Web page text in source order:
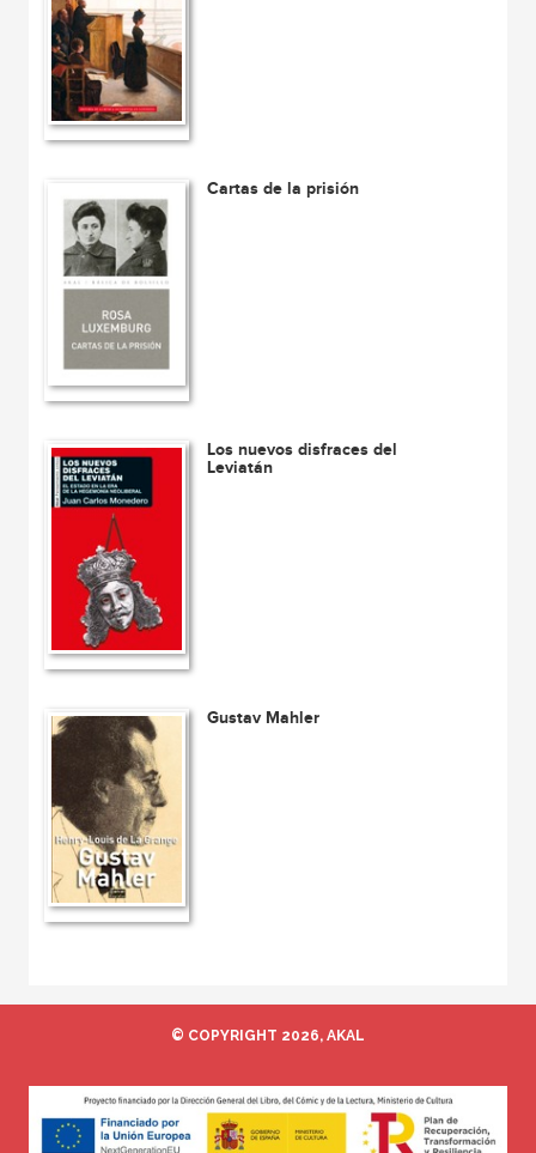
Cartas de la prisión
Los nuevos disfraces del
Leviatán
Gustav Mahler
© COPYRIGHT 2026, AKAL